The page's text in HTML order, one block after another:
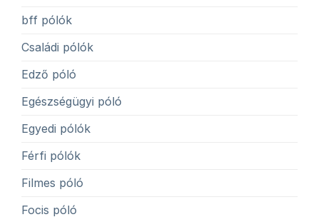
bff pólók
Családi pólók
Edző póló
Egészségügyi póló
Egyedi pólók
Férfi pólók
Filmes póló
Focis póló